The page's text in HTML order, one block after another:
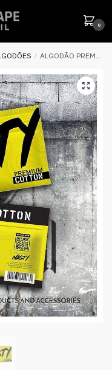
0
/ ALGODÃO PREMIUM COTTON – NASTY